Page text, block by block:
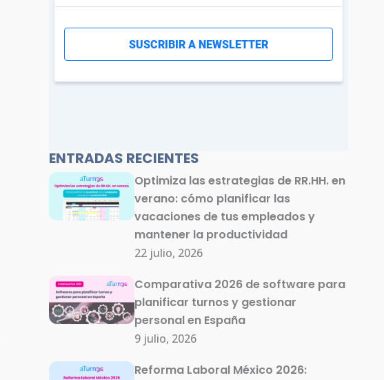
ENTRADAS RECIENTES
Optimiza las estrategias de RR.HH. en
verano: cómo planificar las
vacaciones de tus empleados y
mantener la productividad
22 julio, 2026
Comparativa 2026 de software para
planificar turnos y gestionar
personal en España
9 julio, 2026
Reforma Laboral México 2026: